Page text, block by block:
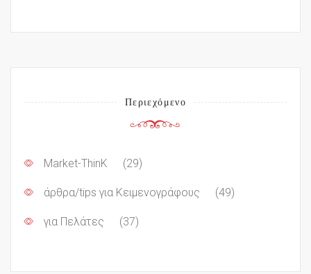
Περιεχόμενο
Market-ThinK (29)
άρθρα/tips για Κειμενογράφους (49)
για Πελάτες (37)